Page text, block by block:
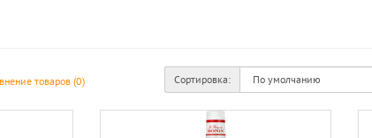
товаров (0) Сортировка: